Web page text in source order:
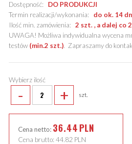
Dostępność: DO PRODUKCJI
Termin realizacji/wykonania: do ok. 14
Ilość min. zamówienia: 2 szt. , a dalej co
UWAGA! Możliwa indywidualna wycena
testów (min.2 szt.). Zapraszamy do
Wybierz ilość
- + szt.
Cena netto: 36.44PLN
Cena brutto: 44.82 PLN